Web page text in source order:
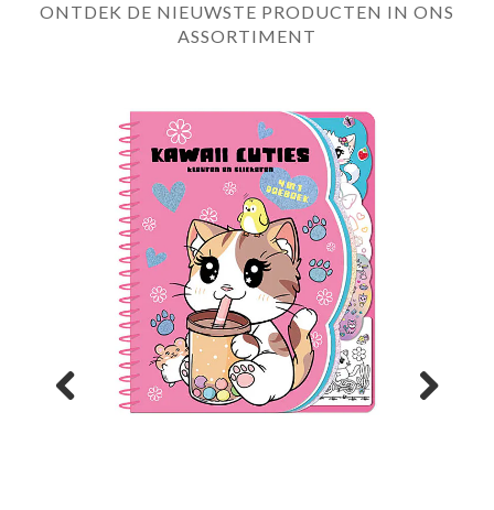
ONTDEK DE NIEUWSTE PRODUCTEN IN ONS
ASSORTIMENT